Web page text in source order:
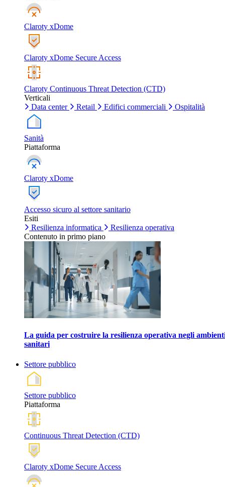
Claroty xDome
Claroty xDome Secure Access
Claroty Continuous Threat Detection (CTD)
Verticali
Data center
Retail Edifici commerciali Ospitalità
Sanità
Piattaforma
Claroty xDome
Accesso sicuro al settore sanitario
Esiti
Resilienza informatica
Resilienza operativa
Contenuto in primo piano
La guida per costruire la resilienza operativa negli
sanitari
Settore pubblico
Settore pubblico
Piattaforma
Continuous Threat Detection (CTD)
Claroty xDome Secure Access